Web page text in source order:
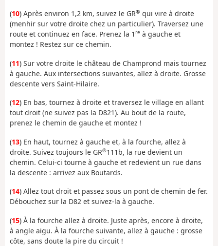
(10) Après environ 1,2 km, suivez le GR® qui vire à droite
(menhir sur votre droite chez un particulier). Traversez une
route et continuez en face. Prenez la 1 re à gauche et
montez ! Restez sur ce chemin.
(11) Sur votre droite le château de Champrond mais tournez
à gauche. Aux intersections suivantes, allez à droite. Grosse
descente vers Saint-Hilaire.
(12) En bas, tournez à droite et traversez le village en allant
tout droit (ne suivez pas la D821). Au bout de la route,
prenez le chemin de gauche et montez !
(13) En haut, tournez à gauche et, à la fourche, allez à
droite. Suivez toujours le GR®111b, la rue devient un
chemin. Celui-ci tourne à gauche et redevient un rue dans
la descente : arrivez aux Boutards.
(14) Allez tout droit et passez sous un pont de chemin de fer.
Débouchez sur la D82 et suivez-la à gauche.
(15) À la fourche allez à droite. Juste après, encore à droite,
à angle aigu. À la fourche suivante, allez à gauche : grosse
côte, sans doute la pire du circuit !